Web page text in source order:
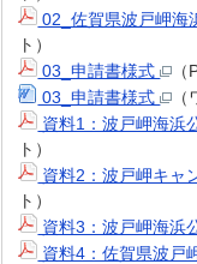
02_佐賀県波戸岬
ト）
03_申請書様式
03_申請書様式
資料1：波戸岬海浜
ト）
資料2：波戸岬キャ
ト）
資料3：波戸岬海浜
資料4：佐賀県波戸